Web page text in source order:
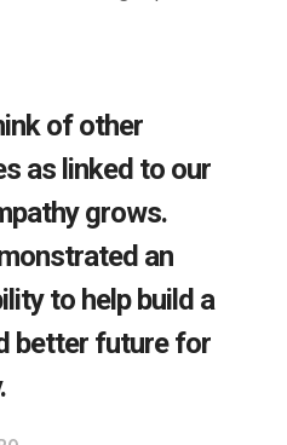
of other
as linked to our
grows.
an
to help build a
better future for